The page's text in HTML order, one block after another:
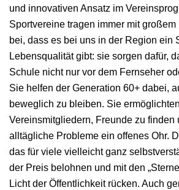
und innovativen Ansatz im
Sportvereine tragen immer mit
bei, dass es bei uns in der Region ein
Lebensqualität gibt: sie sorgen dafür,
Schule nicht nur vor dem Fernseher
Sie helfen der Generation 60+ dabei,
beweglich zu bleiben. Sie
Vereinsmitgliedern, Freunde zu finden
alltägliche Probleme ein offenes Ohr.
das für viele vielleicht ganz
der Preis belohnen und mit den
Licht der Öffentlichkeit rücken. Auch